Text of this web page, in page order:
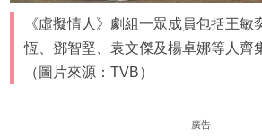
《虛擬情人》劇組一眾成員包括王敏
恆、鄧智堅、袁文傑及楊卓娜等人齊
（圖片來源：TVB）
廣告